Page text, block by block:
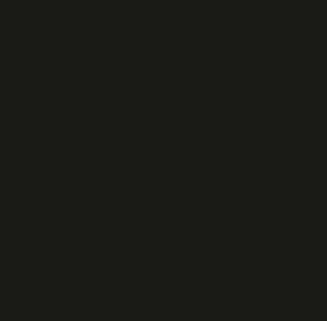
Flamengo, Palmeiras e Cruzeiro
para negociar Luiz Henrique,